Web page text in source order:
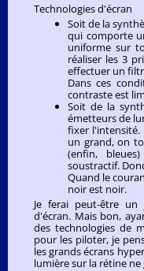
Technologies d'écran
Soit de la
qui comporte
uniforme sur
réaliser les 3
effectuer un
Dans ces
contraste est
Soit de la
émetteurs de
fixer l'intensité.
un grand, on
(enfin,
soustractif.
Quand le
noir est noir.
Je ferai peut-être
d'écran. Mais bon,
des technologies de
pour les piloter, je
les grands écrans
lumière sur la rétine ne